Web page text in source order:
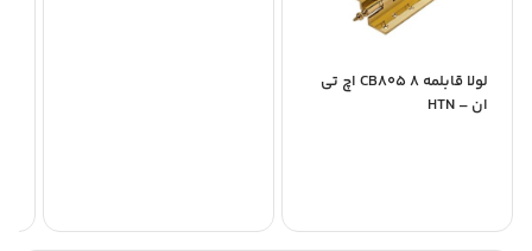
لولا قابلمه 8 CB805 اچ تی
ان – HTN